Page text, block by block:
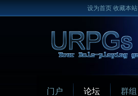
设为首页 收藏本站
门户 论坛 群组